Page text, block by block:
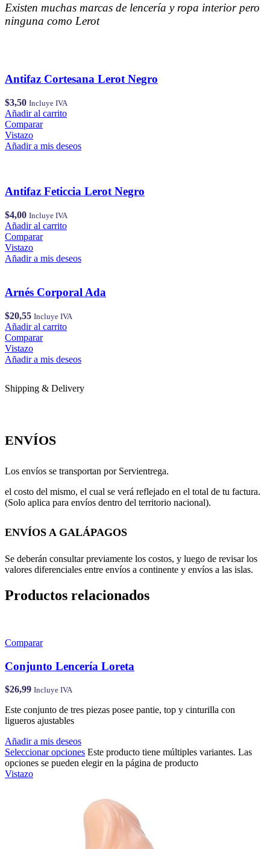
Existen muchas marcas de lencería y ropa interior pero
ninguna como Lerot
Antifaz Cortesana Lerot Negro
$3,50 Incluye IVA
Añadir al carrito
Comparar
Vistazo
Añadir a mis deseos
Antifaz Feticcia Lerot Negro
$4,00 Incluye IVA
Añadir al carrito
Comparar
Vistazo
Añadir a mis deseos
Arnés Corporal Ada
$20,55 Incluye IVA
Añadir al carrito
Comparar
Vistazo
Añadir a mis deseos
Shipping & Delivery
ENVÍOS
Los envíos se transportan por Servientrega.
el costo del mismo, el cual se verá reflejado en el total de tu factura.
(Solo aplica para envíos dentro del territorio nacional).
ENVÍOS A GALÁPAGOS
Se deberán consultar previamente los costos, y luego de revisar los
valores diferenciales entre envíos a continente y envíos a las islas.
Productos relacionados
Comparar
Conjunto Lencería Loreta
$26,99 Incluye IVA
Este conjunto de tres piezas posee pantie, top y cinturilla con
ligueros ajustables
Añadir a mis deseos
Seleccionar opciones Este producto tiene múltiples variantes. Las
opciones se pueden elegir en la página de producto
Vistazo